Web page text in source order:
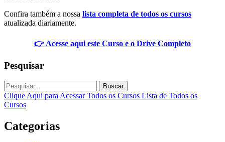
Confira também a nossa lista completa de todos os cursos
atualizada diariamente.
👉 Acesse aqui este Curso e o Drive Completo
Pesquisar
Buscar
Clique Aqui para Acessar Todos os Cursos Lista de Todos os
Cursos
Categorias